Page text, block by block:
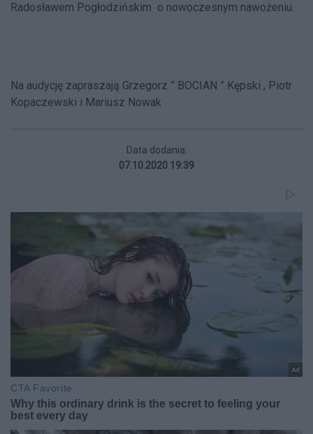
Radosławem Pogłodzińskim o nowoczesnym nawożeniu.
Na audycję zapraszają Grzegorz ” BOCIAN ” Kępski , Piotr
Kopaczewski i Mariusz Nowak
Data dodania:
07.10.2020 19:39